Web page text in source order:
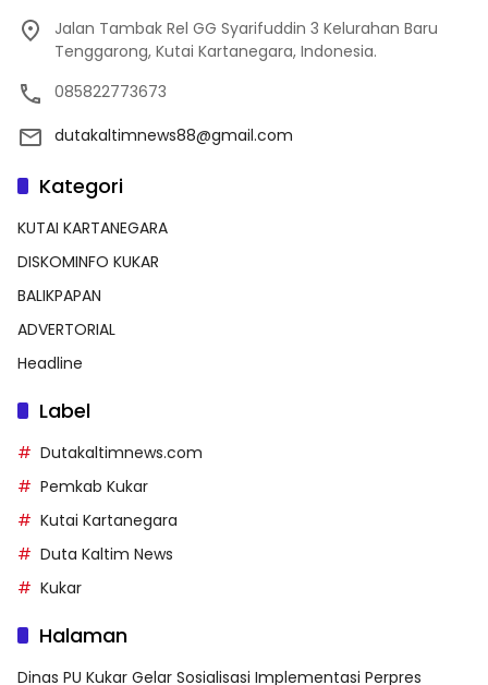
Jalan Tambak Rel GG Syarifuddin 3 Kelurahan Baru
Tenggarong, Kutai Kartanegara, Indonesia.
085822773673
dutakaltimnews88@gmail.com
Kategori
KUTAI KARTANEGARA
DISKOMINFO KUKAR
BALIKPAPAN
ADVERTORIAL
Headline
Label
Dutakaltimnews.com
Pemkab Kukar
Kutai Kartanegara
Duta Kaltim News
Kukar
Halaman
Dinas PU Kukar Gelar Sosialisasi Implementasi Perpres